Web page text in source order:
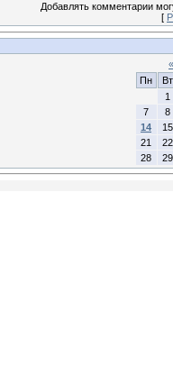
Добавлять комментарии
[
«
Пн
Вт
1
7
8
14
15
21
22
28
29